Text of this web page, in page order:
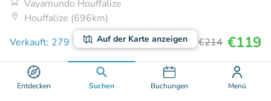
Entdecken Suchen Buchungen Menü
Auf der Karte anzeigen
Vayamundo Houffalize
Houffalize (696km)
Verkauft: 279
€214 €119
31% Rabatt